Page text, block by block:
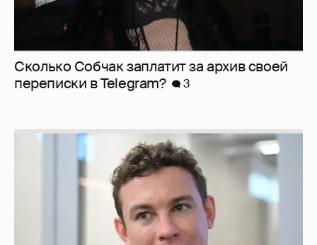
Сколько Собчак заплатит за архив своей
перeписки в Telegram?
3